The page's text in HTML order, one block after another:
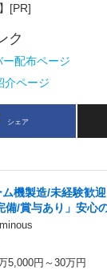
[PR]
ク
ー配布ページ
介ページ
シェア
機製造/未経験歓
備/賞与あり」安心
5,000円～30万円